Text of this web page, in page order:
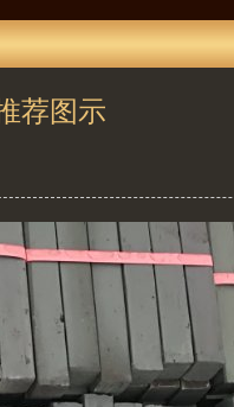
荐图示